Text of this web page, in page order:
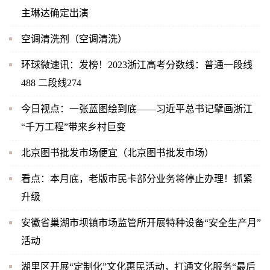
主琳达确定出演
空调清洗剂（空调清洗）
环球微速讯：发榜！2023浙江高考分数线：普通一段线
488 二段线274
今日视点：一张蓝图绘到底——习近平总书记擘画浙江
“千万工程”带来乡村巨变
北京图书批发市场便宜（北京图书批发市场）
看点：本月底，老版市民卡部分业务将停止办理！抓紧
升级
安徽省巢湖市坝镇市场监管所开展特种设备“安全生产月”
活动
湖里区开展“定制化”文化惠民活动，打通文化服务“最后